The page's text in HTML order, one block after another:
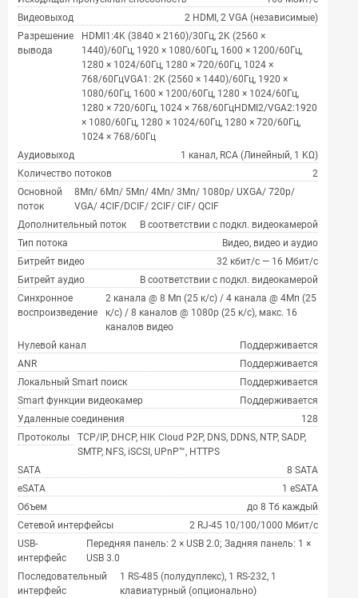
Видеовыход
2 HDMI, 2 VGA (независимые)
Разрешение
вывода
HDMI1:4K (3840 × 2160)/30Гц, 2K (2560 ×
1440)/60Гц, 1920 × 1080/60Гц, 1600 × 1200/60Гц,
1280 × 1024/60Гц, 1280 × 720/60Гц, 1024 ×
768/60ГцVGA1: 2K (2560 × 1440)/60Гц, 1920 ×
1080/60Гц, 1600 × 1200/60Гц, 1280 × 1024/60Гц,
1280 × 720/60Гц, 1024 × 768/60ГцHDMI2/VGA2:1920
× 1080/60Гц, 1280 × 1024/60Гц, 1280 × 720/60Гц,
1024 × 768/60Гц
Аудиовыход
1 канал, RCA (Линейный, 1 KΩ)
Количество потоков
2
Основной
поток
8Мп/ 6Мп/ 5Мп/ 4Мп/ 3Мп/ 1080p/ UXGA/ 720p/
VGA/ 4CIF/DCIF/ 2CIF/ CIF/ QCIF
Дополнительный поток
В соответствии с подкл. видеокамерой
Тип потока
Видео, видео и аудио
Битрейт видео
32 кбит/с — 16 Мбит/с
Битрейт аудио
В соответствии с подкл. видеокамерой
Синхронное
воспроизведение
2 канала @ 8 Мп (25 к/с) / 4 канала @ 4Мп (25
к/с) / 8 каналов @ 1080p (25 к/с), макс. 16
каналов видео
Нулевой канал
Поддерживается
ANR
Поддерживается
Локальный Smart поиск
Поддерживается
Smart функции видеокамер
Поддерживается
Удаленные соединения
128
Протоколы
TCP/IP, DHCP, HIK Cloud P2P, DNS, DDNS, NTP, SADP,
SMTP, NFS, iSCSI, UPnP™, HTTPS
SATA
8 SATA
eSATA
1 eSATA
Объем
до 8 Тб каждый
Сетевой интерфейсы
2 RJ-45 10/100/1000 Мбит/с
USB-
интерфейс
Передняя панель: 2 × USB 2.0; Задняя панель: 1 ×
USB 3.0
Последовательный
интерфейс
1 RS-485 (полудуплекс), 1 RS-232, 1
клавиатурный (опционально)